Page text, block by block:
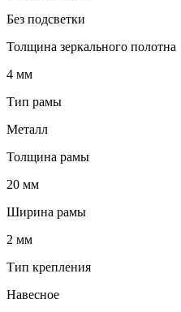
Без подсветки
Толщина зеркального полотна
4 мм
Тип рамы
Металл
Толщина рамы
20 мм
Ширина рамы
2 мм
Тип крепления
Навесное